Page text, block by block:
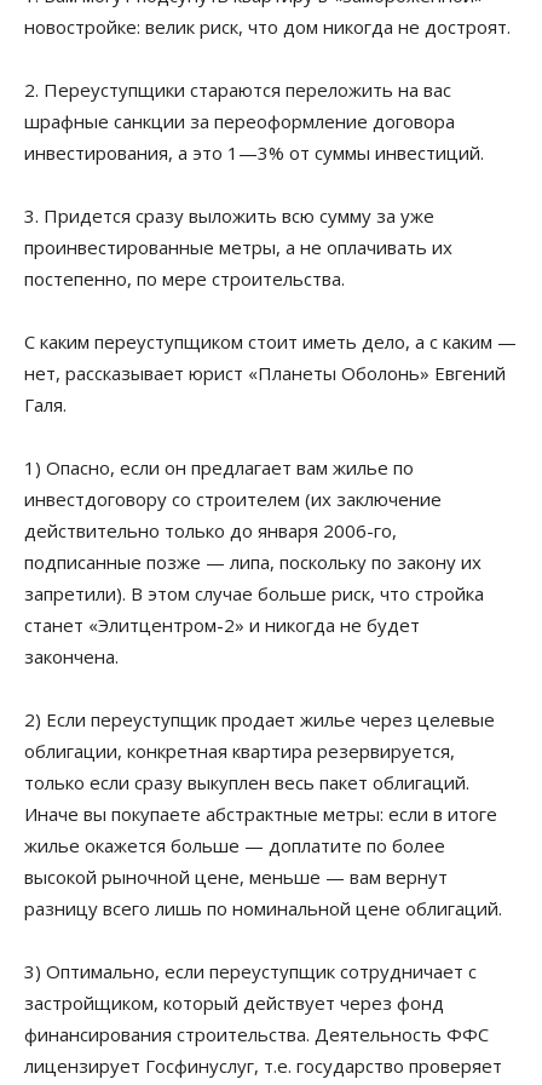
новостройке: велик риск, что дом никогда не достроят.
2. Переуступщики стараются переложить на вас
шрафные санкции за переоформление договора
инвестирования, а это 1—3% от суммы инвестиций.
3. Придется сразу выложить всю сумму за уже
проинвестированные метры, а не оплачивать их
постепенно, по мере строительства.
С каким переуступщиком стоит иметь дело, а с каким —
нет, рассказывает юрист «Планеты Оболонь» Евгений
Галя.
1) Опасно, если он предлагает вам жилье по
инвестдоговору со строителем (их заключение
действительно только до января 2006-го,
подписанные позже — липа, поскольку по закону их
запретили). В этом случае больше риск, что стройка
станет «Элитцентром-2» и никогда не будет
закончена.
2) Если переуступщик продает жилье через целевые
облигации, конкретная квартира резервируется,
только если сразу выкуплен весь пакет облигаций.
Иначе вы покупаете абстрактные метры: если в итоге
жилье окажется больше — доплатите по более
высокой рыночной цене, меньше — вам вернут
разницу всего лишь по номинальной цене облигаций.
3) Оптимально, если переуступщик сотрудничает с
застройщиком, который действует через фонд
финансирования строительства. Деятельность ФФС
лицензирует Госфинуслуг, т.е. государство проверяет